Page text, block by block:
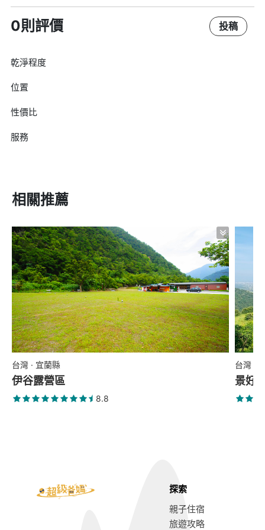
0則評價 投稿
乾淨程度
位置
性價比
服務
相關推薦
台灣 · 宜蘭縣
伊谷露營區
8.8
台灣 ·
景好
探索
親子住宿
旅遊攻略